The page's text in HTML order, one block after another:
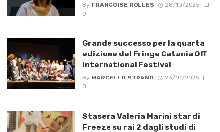
By FRANCOISE ROLLES
28/10/2025
0
Grande successo per la quarta
edizione del Fringe Catania Off
International Festival
By MARCELLO STRANO
23/10/2025
0
Stasera Valeria Marini star di
Freeze su rai 2 dagli studi di